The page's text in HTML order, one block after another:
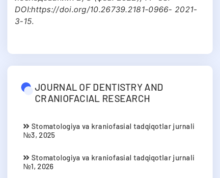
DOI:https://doi.org/10.26739.2181-0966- 2021-
3-15.
JOURNAL OF DENTISTRY AND
CRANIOFACIAL RESEARCH
Stomatologiya va kraniofasial tadqiqotlar jurnali
№3, 2025
Stomatologiya va kraniofasial tadqiqotlar jurnali
№1, 2026